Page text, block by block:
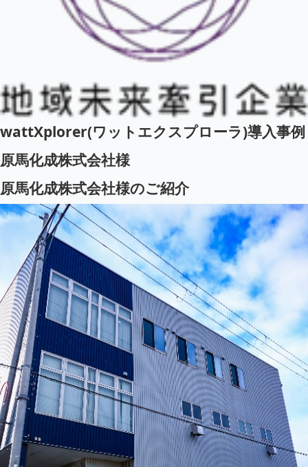
wattXplorer(ワットエクスプローラ)導入事例
原馬化成株式会社様
原馬化成株式会社様のご紹介